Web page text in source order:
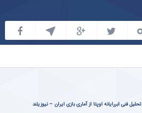
تحلیل فنی ابررایانه اوپتا از آماری بازی ایران – نیوزیلند